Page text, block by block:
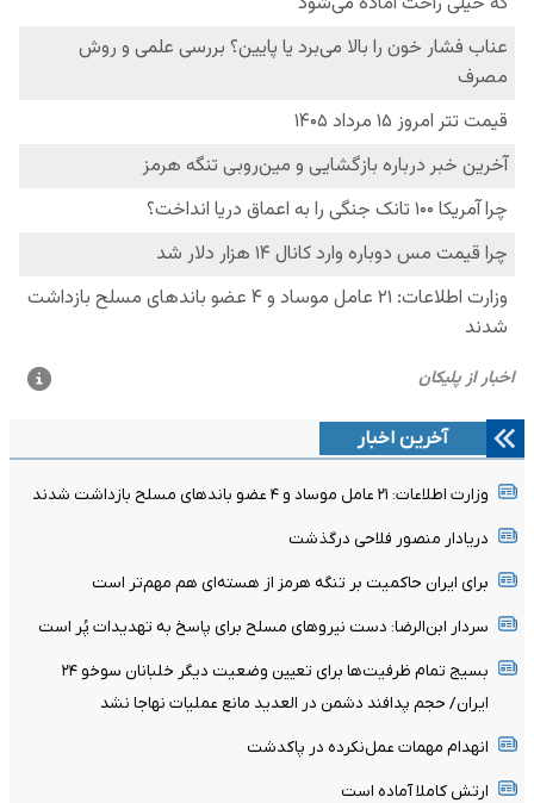
آخرین اخبار
وزارت اطلاعات: ۲۱ عامل موساد و ۴ عضو باندهای مسلح بازداشت شدند
دریادار منصور فلاحی درگذشت
برای ایران حاکمیت بر تنگه هرمز از هسته‌ای هم مهم‌تر است
سردار ابن‌الرضا: دست نیروهای مسلح برای پاسخ به تهدیدات پُر است
بسیج تمام ظرفیت‌ها برای تعیین وضعیت دیگر خلبانان سوخو ۲۴
ایران/ حجم پدافند دشمن در العدید مانع عملیات نهاجا نشد
انهدام مهمات عمل‌نکرده در پاکدشت
ارتش کاملا آماده است